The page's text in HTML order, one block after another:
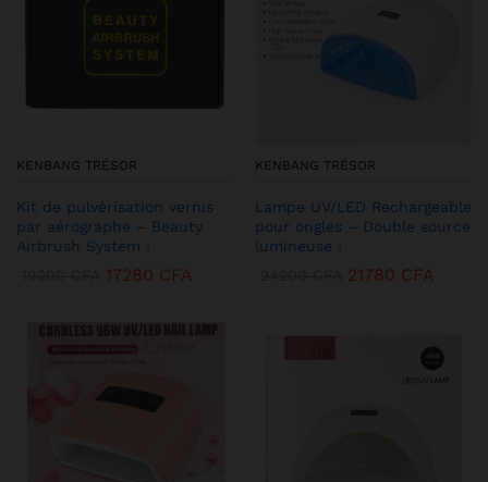
KENBANG TRÉSOR
Kit de pulvérisation vernis
par aérographe – Beauty
Airbrush System :
17280 CFA
KENBANG TRÉSOR
Lampe UV/LED Rechargeable
pour ongles – Double source
lumineuse :
21780 CFA